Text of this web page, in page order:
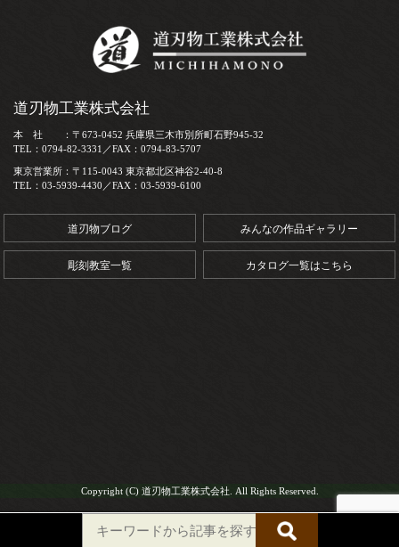
道刃物工業株式会社
本 社 ：〒673-0452 兵庫県三木市別所町石野945-32
TEL：0794-82-3331／FAX：0794-83-5707
東京営業所：〒115-0043 東京都北区神谷2-40-8
TEL：03-5939-4430／FAX：03-5939-6100
道刃物ブログ みんなの作品ギャラリー
彫刻教室一覧 カタログ一覧はこちら
Copyright (C) 道刃物工業株式会社. All Rights Reserved.